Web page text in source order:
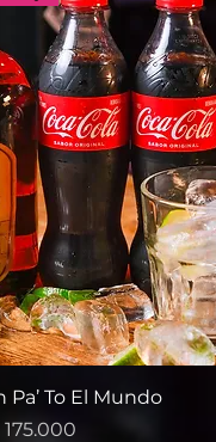
To El Mundo
de oferta
175.000